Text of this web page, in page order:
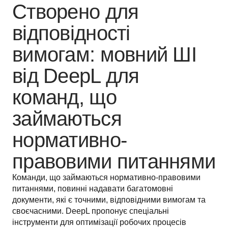
Створено для
відповідності
вимогам: мовний ШІ
від DeepL для
команд, що
займаються
нормативно-
правовими питаннями
Команди, що займаються нормативно-правовими
питаннями, повинні надавати багатомовні
документи, які є точними, відповідними вимогам та
своєчасними. DeepL пропонує спеціальні
інструменти для оптимізації робочих процесів